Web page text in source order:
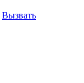
Вызвать